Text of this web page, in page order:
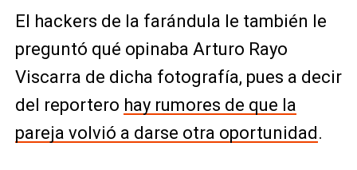
El hackers de la farándula le también le
preguntó qué opinaba Arturo Rayo
Viscarra de dicha fotografía, pues a decir
del reportero hay rumores de que la
pareja volvió a darse otra oportunidad.